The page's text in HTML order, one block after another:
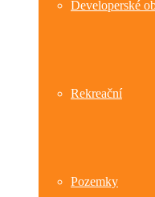
Developerské
Rekreační
Pozemky